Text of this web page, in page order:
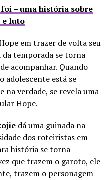
– uma história sobre
e luto
em trazer de volta seu
temporada se torna
acompanhar. Quando
adolescente está se
verdade, se revela uma
Hope.
dá uma guinada na
dos roteiristas em
história se torna
que trazem o garoto, ele
trazem o personagem